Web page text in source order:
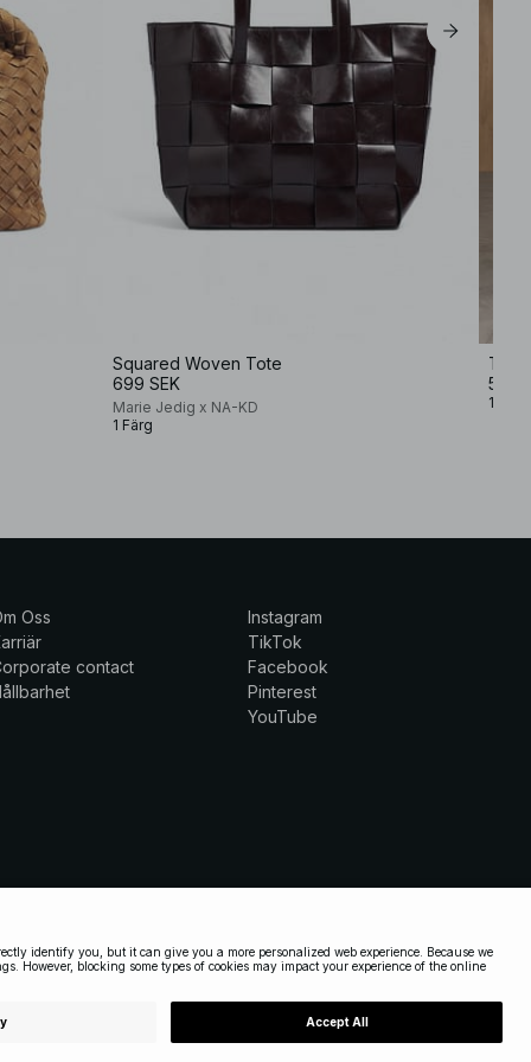
Squared Woven Tote
699 SEK
Marie Jedig x NA-KD
1 Färg
599
1 Färg
Oss
contact
Instagram
TikTok
Facebook
Pinterest
YouTube
SWEDEN